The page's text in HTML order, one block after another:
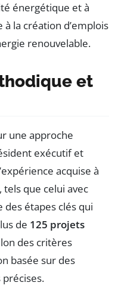
énergétique et à
la création d’emplois
renouvelable.
et
une approche
exécutif et
acquise à
que celui avec
étapes clés qui
de 125 projets
des critères
basée sur des